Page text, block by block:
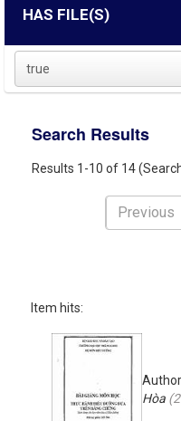
HAS FILE(S)
true
Search Results
Results 1-10 of 14
Previous
Item hits:
Hòa (